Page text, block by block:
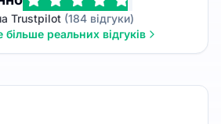
Trustpilot (184 відгуки)
більше реальних відгуків